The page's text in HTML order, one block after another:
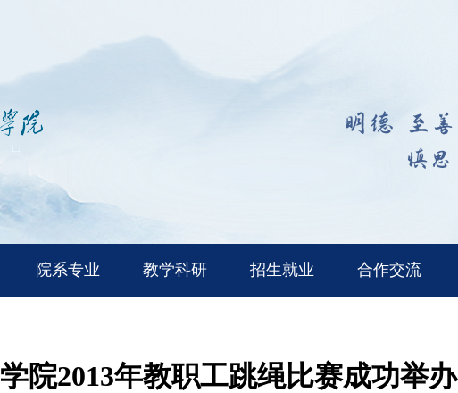
院系专业 教学科研 招生就业 合作交流
学院2013年教职工跳绳比赛成功举办